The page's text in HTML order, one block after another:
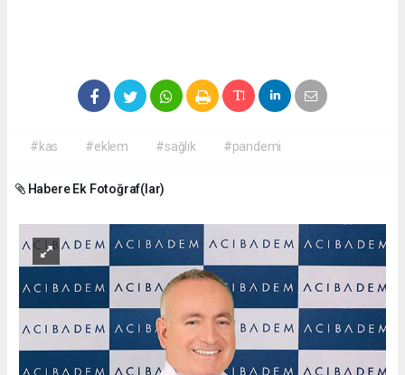
#kas #eklem #sağlık #pandemi
Habere Ek Fotoğraf(lar)